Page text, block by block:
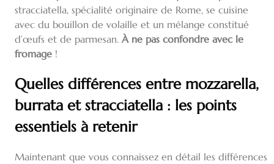
stracciatella, spécialité originaire de Rome, se cuisine
avec du bouillon de volaille et un mélange constitué
d’œufs et de parmesan. À ne pas confondre avec le
fromage !
Quelles différences entre mozzarella,
burrata et stracciatella : les points
essentiels à retenir
Maintenant que vous connaissez en détail les différences